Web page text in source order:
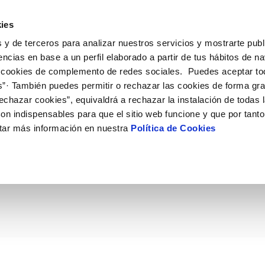
y de terceros para analizar nuestros servicios y mostrarte
en base a un perfil elaborado a partir de tus hábitos de
de complemento de redes sociales. Puedes aceptar
También puedes permitir o rechazar las cookies de forma
cookies”, equivaldrá a rechazar la instalación de todas
indispensables para que el sitio web funcione y que por
más información en nuestra Política de Cookies
de titular
de suministro
MODIFICACIÓN DE DATOS
Actualizar datos bancários
Actualizar datos de
Tu Servicio
AL CLIENTE
contacto
COMPROMISO DE SERVICIO
Carta de compromisos
Customer Counsel (Defensa del
Tu Agua
del agua
consumidor
CUIDADOS DEL AGUA
Consejos de ahorro
Depósitos comunitarios
comunitarios
Conócenos
DE GESTIÓN Y CERTIFICADOS
PERFIL DEL CONTRATANTE
Plataforma de contratación del
público
Licitaciones en curso
1.500